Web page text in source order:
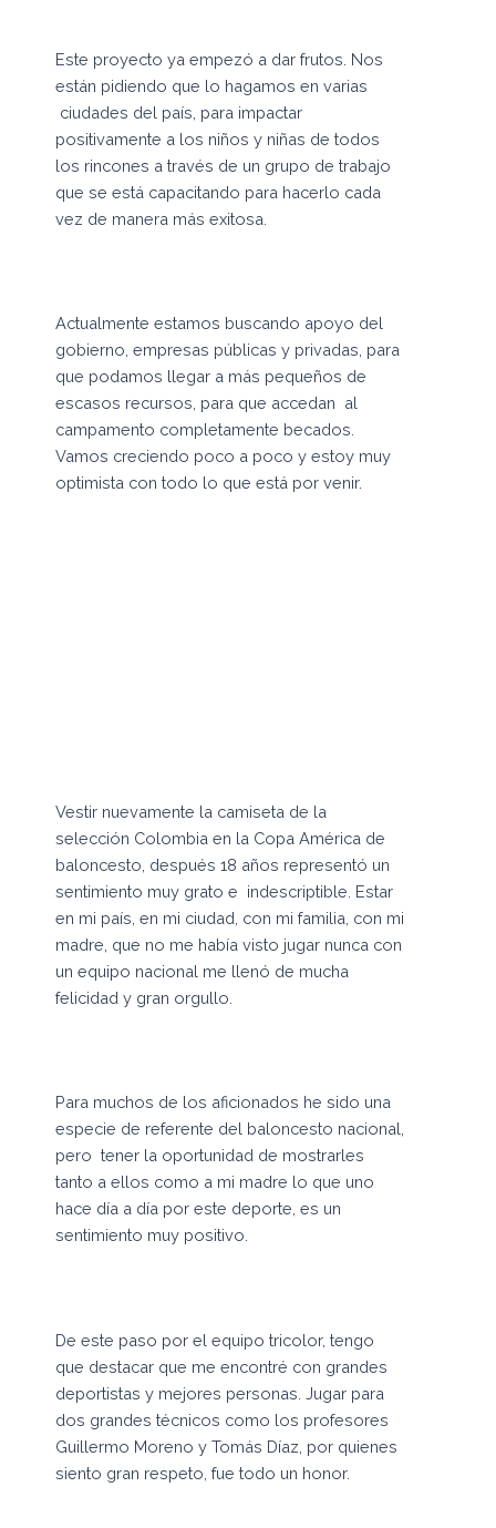
Este proyecto ya empezó a dar frutos. Nos
están pidiendo que lo hagamos en varias
ciudades del país, para impactar
positivamente a los niños y niñas de todos
los rincones a través de un grupo de trabajo
que se está capacitando para hacerlo cada
vez de manera más exitosa.
Actualmente estamos buscando apoyo del
gobierno, empresas públicas y privadas, para
que podamos llegar a más pequeños de
escasos recursos, para que accedan al
campamento completamente becados.
Vamos creciendo poco a poco y estoy muy
optimista con todo lo que está por venir.
Vestir nuevamente la camiseta de la
selección Colombia en la Copa América de
baloncesto, después 18 años representó un
sentimiento muy grato e indescriptible. Estar
en mi país, en mi ciudad, con mi familia, con mi
madre, que no me había visto jugar nunca con
un equipo nacional me llenó de mucha
felicidad y gran orgullo.
Para muchos de los aficionados he sido una
especie de referente del baloncesto nacional,
pero tener la oportunidad de mostrarles
tanto a ellos como a mi madre lo que uno
hace día a día por este deporte, es un
sentimiento muy positivo.
De este paso por el equipo tricolor, tengo
que destacar que me encontré con grandes
deportistas y mejores personas. Jugar para
dos grandes técnicos como los profesores
Guillermo Moreno y Tomás Díaz, por quienes
siento gran respeto, fue todo un honor.